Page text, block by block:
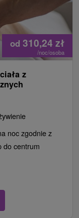
od 310,24 zł
/noc/osoba
z
noc zgodnie z
do centrum